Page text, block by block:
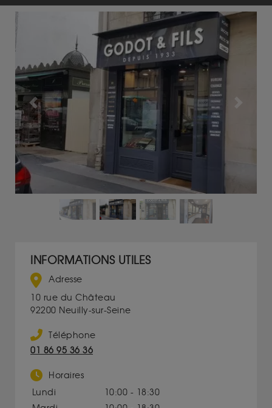
Previous
INFORMATIONS UTILES
Adresse
10 rue du Château
92200 Neuilly-sur-Seine
Téléphone
01 86 95 36 36
Horaires
Lundi
10:00 - 18:30